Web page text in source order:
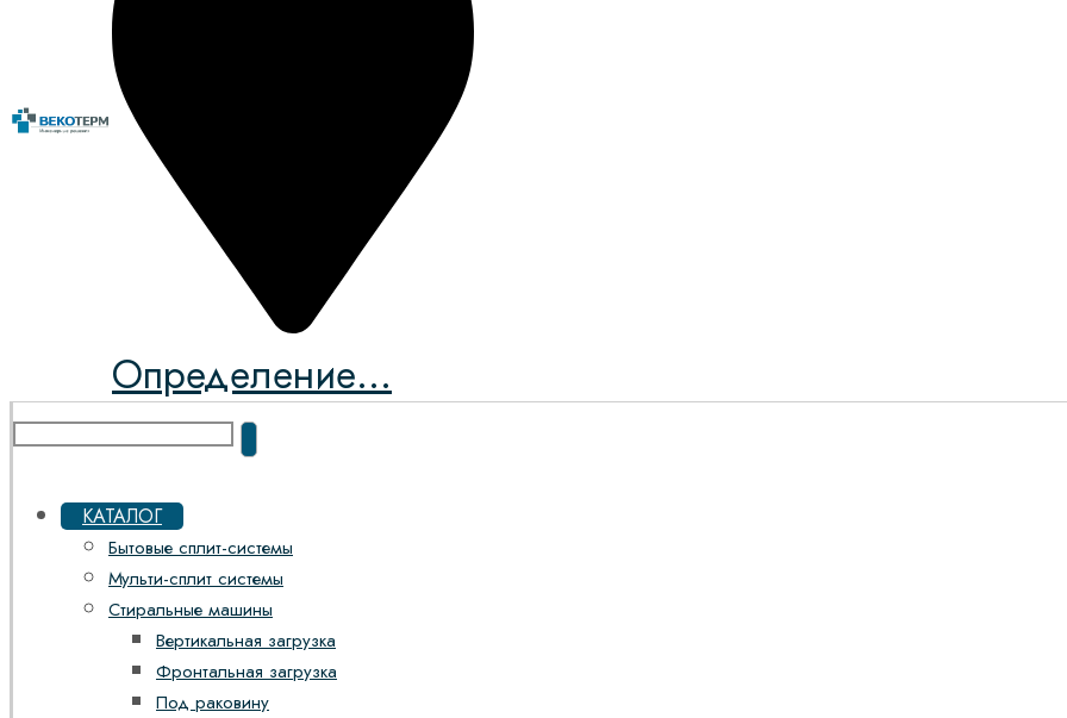
Определение...
КАТАЛОГ
Бытовые сплит-системы
Мульти-сплит системы
Стиральные машины
Вертикальная загрузка
Фронтальная загрузка
Под раковину